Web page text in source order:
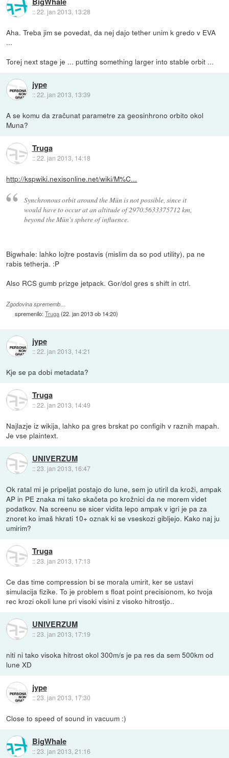
::22. jan 2013, 13:28
Aha. Treba jim se povedat, da nej dajo tether unim k gredo v EVA
...
Torej next stage je ... putting something larger into stable orbit ...
jype
::22. jan 2013, 13:39
A se komu da zračunat parametre za geosinhrono orbito okol
Muna?
Truga
::22. jan 2013, 14:18
http://kspwiki.nexisonline.net/wiki/M%C...
Synchronous orbit around the Mün is not possible, since it
would have to occur at an altitude of 2970.5633375712 km,
beyond the Mün's sphere of influence.
Bigwhale: lahko lojtre postavis (mislim da so pod utility), pa ne
rabis tetherja. :P
Also RCS gumb prizge jetpack. Gor/dol gres s shift in ctrl.
Zgodovina sprememb…
spremenilo:Truga(22. jan 2013 ob 14:20)
jype
::22. jan 2013, 14:21
Kje se pa dobi metadata?
Truga
::22. jan 2013, 14:49
Najlazje iz wikija, lahko pa gres brskat po configih v raznih mapah.
Je vse plaintext.
UNIVERZUM
::23. jan 2013, 16:47
Ok ratal mi je pripeljat postajo do lune, sem jo utiril da kroži, ampak
AP in PE znaka mi tako skačeta po krožnici da ne morem videt
podatkov. Na screenu se sicer vidita lepo ampak v igri je pa za
znoret ko imaš hkrati 10+ oznak ki se vseskozi gibljejo. Kako naj ju
umirim?
Truga
::23. jan 2013, 17:13
Ce das time compression bi se morala umirit, ker se ustavi
simulacija fizike. To je problem s float point precisionom, ko tvoja
rec krozi okoli lune pri visoki visini z visoko hitrostjo..
UNIVERZUM
::23. jan 2013, 17:19
niti ni tako visoka hitrost okol 300m/s je pa res da sem 500km od
lune XD
jype
::23. jan 2013, 17:30
Close to speed of sound in vacuum :)
BigWhale
::23. jan 2013, 21:16